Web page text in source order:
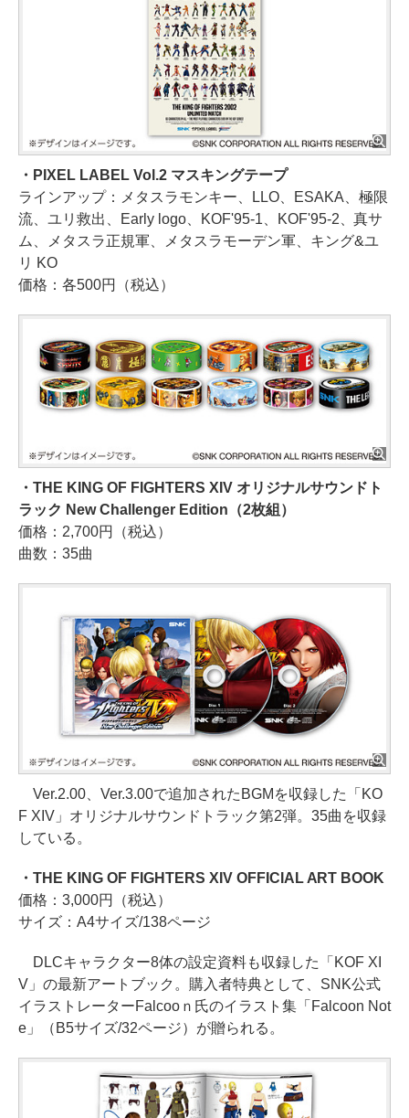
・PIXEL LABEL Vol.2 マスキングテープ
ラインアップ：メタスラモンキー、LLO、ESAKA、極限
流、ユリ救出、Early logo、KOF'95-1、KOF'95-2、真サ
ム、メタスラ正規軍、メタスラモーデン軍、キング&ユ
リ KO
価格：各500円（税込）
・THE KING OF FIGHTERS XIV オリジナルサウンドト
ラック New Challenger Edition（2枚組）
価格：2,700円（税込）
曲数：35曲
Ver.2.00、Ver.3.00で追加されたBGMを収録した「KO
F XIV」オリジナルサウンドトラック第2弾。35曲を収録
している。
・THE KING OF FIGHTERS XIV OFFICIAL ART BOOK
価格：3,000円（税込）
サイズ：A4サイズ/138ページ
DLCキャラクター8体の設定資料も収録した「KOF XI
V」の最新アートブック。購入者特典として、SNK公式
イラストレーターFalcooｎ氏のイラスト集「Falcoon Not
e」（B5サイズ/32ページ）が贈られる。